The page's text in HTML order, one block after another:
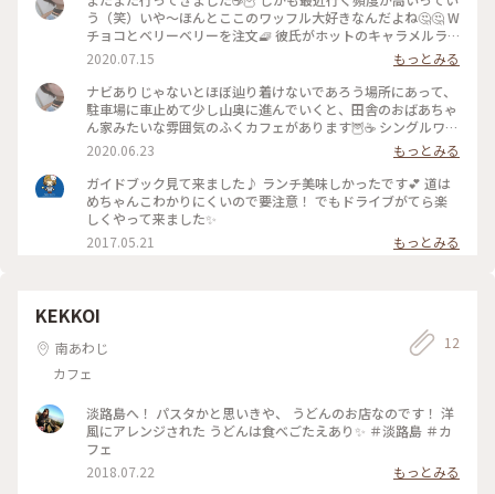
う（笑）いや〜ほんとここのワッフル大好きなんだよね🤔🤔 W
チョコとベリーベリーを注文🧇 彼氏がホットのキャラメルラ
テ頼んだんだけど、ラテアートにお店のシンボルマークでもあ
るふくろう🦉が！！！可愛すぎる☺️ 平日のランチ時に行った
ら20分くらい待たなきゃ入れなかった😭平日なのに強すぎる
😭 でも退店した老夫婦の方々が、待機してる私たちを見るな
り、「お待たせしました〜(このお店)美味しいですよ〜☺️」っ
て声かけてくれて！淡路島の優しさに触れることができて嬉し
かった☺️💕 #ふくカフェ #古民家カフェ #ワッフル #美味しす
ぎてリピーターになってしまいそう #淡路島来たら絶対食すべ
し
2020.07.15
もっとみる
ナビありじゃないとほぼ辿り着けないであろう場所にあって、
駐車場に車止めて少し山奥に進んでいくと、田舎のおばあちゃ
ん家みたいな雰囲気のふくカフェがあります🦉☕️ シングルワッ
フルは700円程度、ダブルは800円程度、好きなドリンクとセ
ットで頼むと100円引き🙈💞 写真は藻塩キャラメル&ナッツバ
ナナのワッフルと、マカダミアナッツラテ！ ワッフルはもち
ろん絶品なんだけど、ラテはわたしの一推しなので皆さんにも
ぜひ飲んでほしい！！ほんと美味しくて、、🤤 平日にも関わら
ず、15時頃に到着すると駐車場にはかなりの車がいっぱい！今
回は待ち時間無しでスッと入れたけど、お店の状況は一応聞い
2020.06.23
もっとみる
ガイドブック見て来ました♪ ランチ美味しかったです💕 道は
めちゃんこわかりにくいので要注意！ でもドライブがてら楽
しくやって来ました✨
2017.05.21
もっとみる
KEKKOI
南あわじ
カフェ
12
淡路島へ！ パスタかと思いきや、 うどんのお店なのです！ 洋
風にアレンジされた うどんは食べごたえあり✨ ＃淡路島 ＃カ
フェ
2018.07.22
もっとみる